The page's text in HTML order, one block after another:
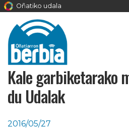
Oñatiko udala
Kale garbiketarako
du Udalak
2016/05/27